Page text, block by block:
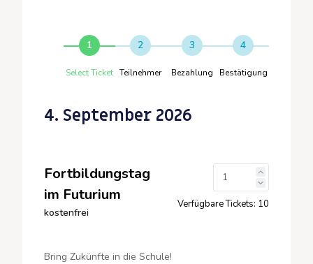
1
Select Ticket
2
Teilnehmer
3
Bezahlung
4
Bestätigung
4. September 2026
Fortbildungstag
im Futurium
kostenfrei
Verfügbare Tickets: 10
Bring Zukünfte in die Schule!